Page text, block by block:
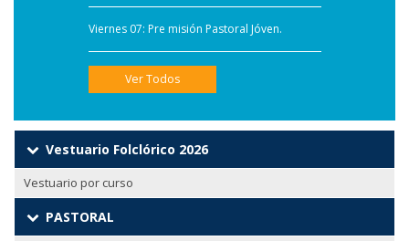
Viernes 07: Pre misión Pastoral Jóven.
Ver Todos
Vestuario Folclórico 2026
Vestuario por curso
PASTORAL